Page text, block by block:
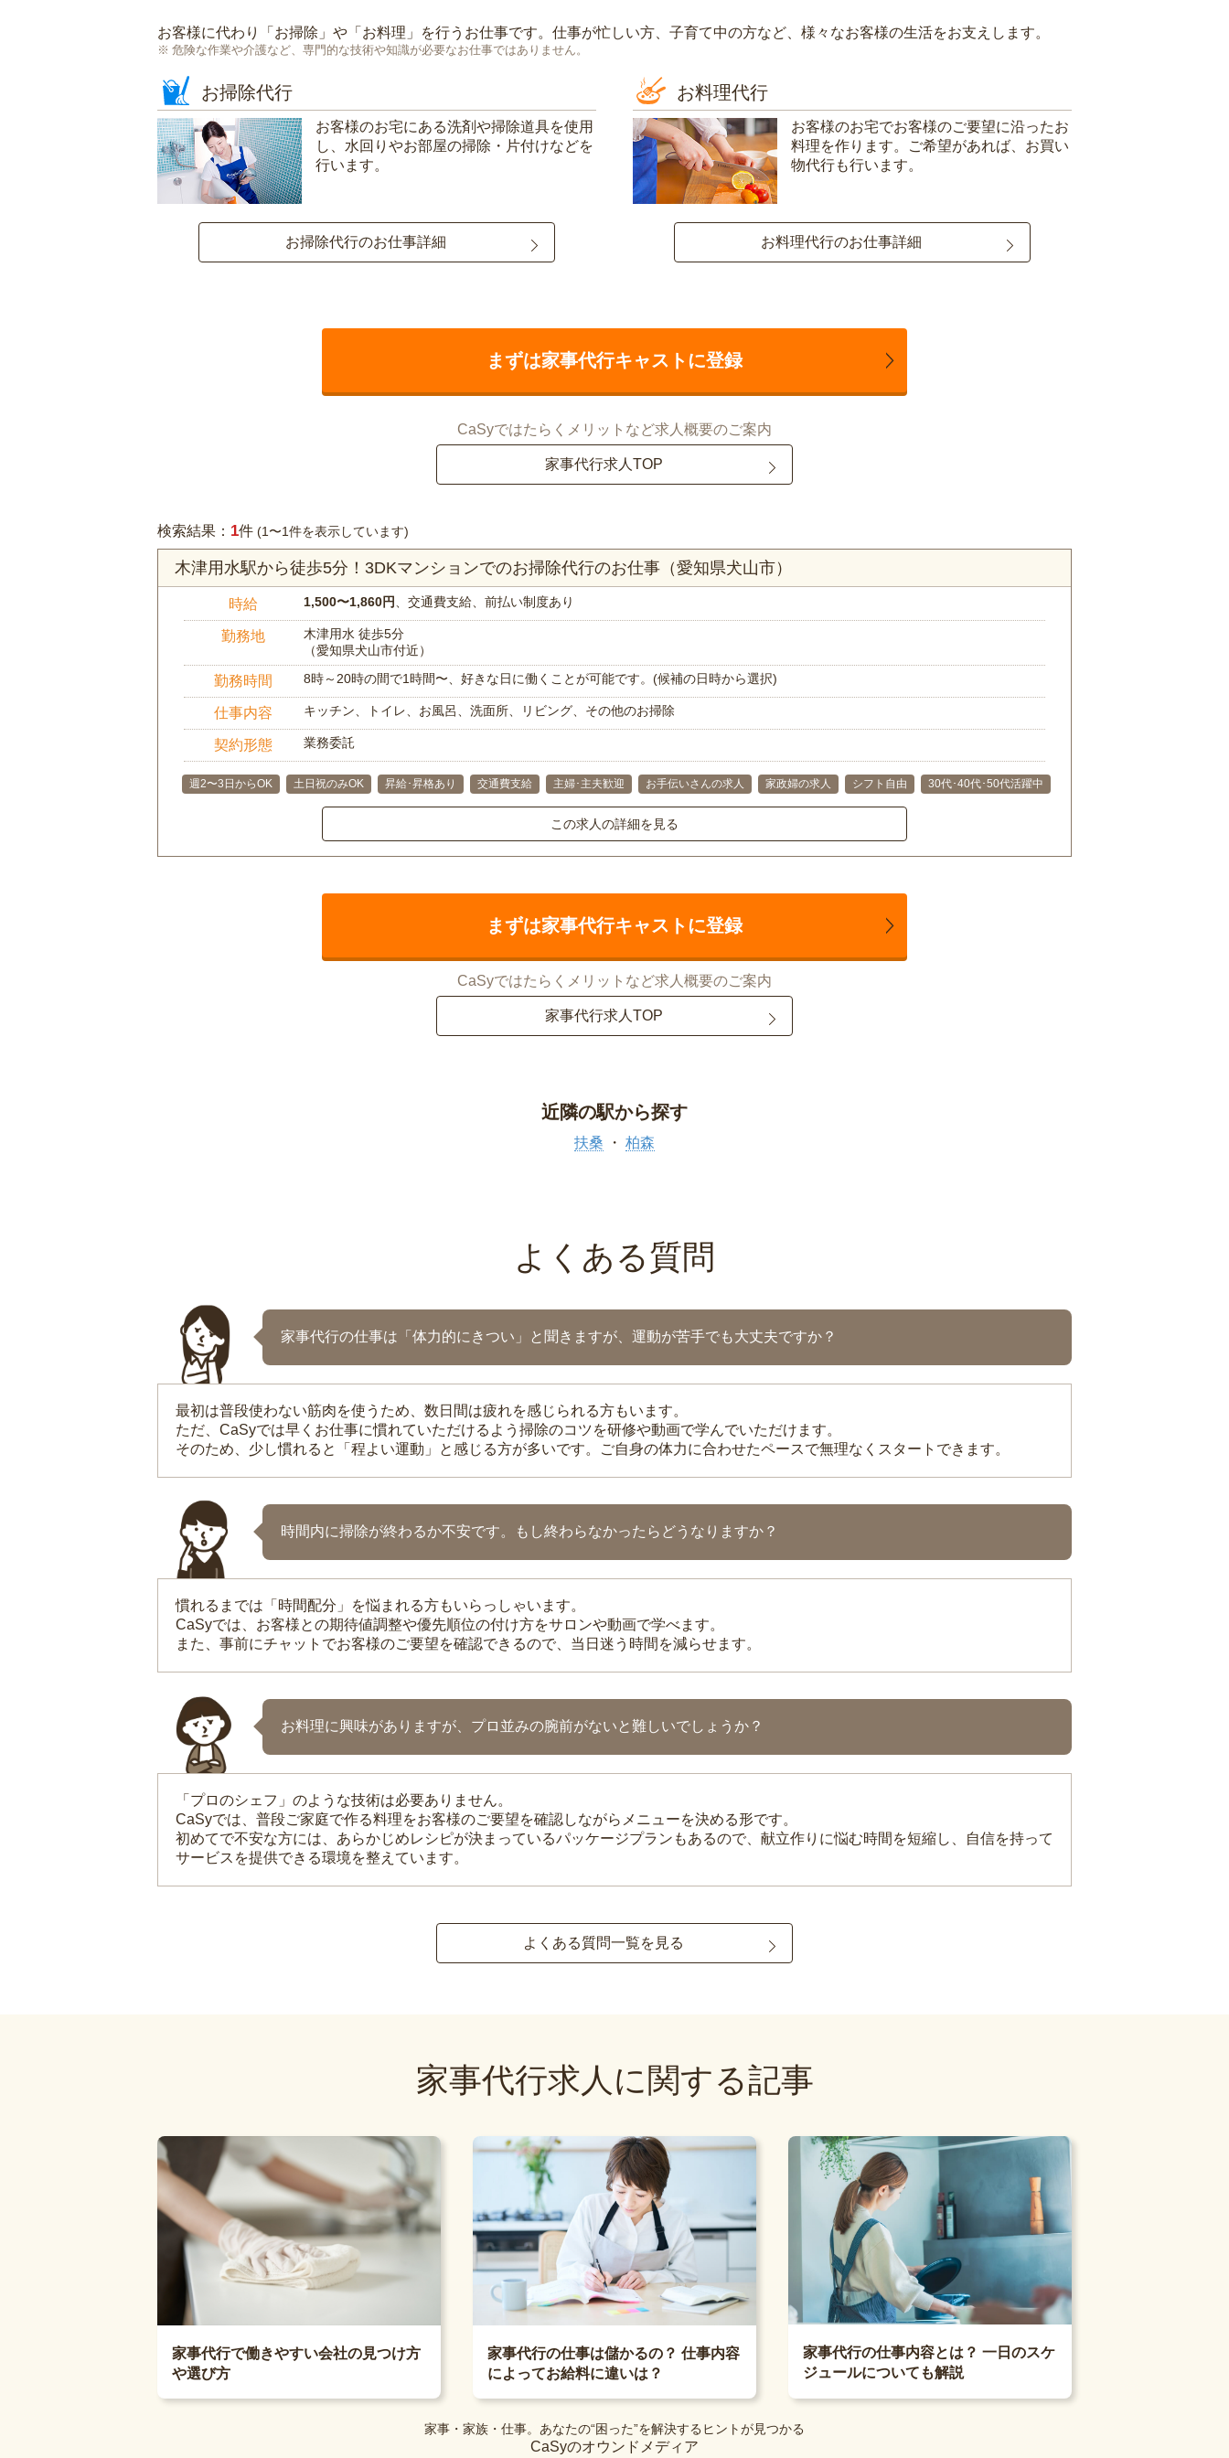
お客様に代わり「 お掃除 」や「 お料理 」を行うお仕事です。仕事が忙しい方、子育て中の方など、様々なお客様の生活をお支えします。
危険な作業や介護など、専門的な技術や知識が必要なお仕事ではありません。
お掃除代行
お客様のお宅にある洗剤や掃除道具を使用
し、水回りやお部屋の掃除・片付けなどを
行います。
お掃除代行のお仕事詳細
お料理代行
お客様のお宅でお客様のご要望に沿ったお
料理を作ります。ご希望があれば、お買い
物代行も行います。
お料理代行のお仕事詳細
まずは家事代行キャストに登録
CaSyではたらくメリットなど求人概要のご案内
家事代行求人TOP
検索結果： 1件 (1〜1件を表示しています)
木津用水駅から徒歩5分！3DKマンションでのお掃除代行のお仕事（愛知県犬山市）
時給 1,500〜1,860円 、交通費支給、前払い制度あり
勤務地
木津用水 徒歩5分
（愛知県犬山市付近）
勤務時間 8時～20時の間で1時間〜、好きな日に働くことが可能です。(候補の日時から選択)
仕事内容 キッチン、トイレ、お風呂、洗面所、リビング、その他のお掃除
契約形態 業務委託
週2〜3日からOK 土日祝のみOK 昇給･昇格あり 交通費支給 主婦･主夫歓迎 お手伝いさんの求人 家政婦の求人 シフト自由 30代･40代･50代活躍中
この求人の詳細を見る
まずは家事代行キャストに登録
CaSyではたらくメリットなど求人概要のご案内
家事代行求人TOP
近隣の駅から探す
扶桑 柏森
よくある質問
家事代行の仕事は「体力的にきつい」と聞きますが、運動が苦手でも大丈夫ですか？
最初は普段使わない筋肉を使うため、数日間は疲れを感じられる方もいます。
ただ、CaSyでは早くお仕事に慣れていただけるよう掃除のコツを研修や動画で学んでいただけます。
そのため、少し慣れると「程よい運動」と感じる方が多いです。ご自身の体力に合わせたペースで無理なくスタートできます。
時間内に掃除が終わるか不安です。もし終わらなかったらどうなりますか？
慣れるまでは「時間配分」を悩まれる方もいらっしゃいます。
CaSyでは、お客様との期待値調整や優先順位の付け方をサロンや動画で学べます。
また、事前にチャットでお客様のご要望を確認できるので、当日迷う時間を減らせます。
お料理に興味がありますが、プロ並みの腕前がないと難しいでしょうか？
「プロのシェフ」のような技術は必要ありません。
CaSyでは、普段ご家庭で作る料理をお客様のご要望を確認しながらメニューを決める形です。
初めてで不安な方には、あらかじめレシピが決まっているパッケージプランもあるので、献立作りに悩む時間を短縮し、自信を持って
サービスを提供できる環境を整えています。
よくある質問一覧を見る
家事代行求人に関する記事
家事代行で働きやすい会社の見つけ方
や選び方
家事代行の仕事は儲かるの？ 仕事内容
によってお給料に違いは？
家事代行の仕事内容とは？ 一日のスケ
ジュールについても解説
家事・家族・仕事。あなたの“困った”を解決するヒントが見つかる
CaSyのオウンドメディア